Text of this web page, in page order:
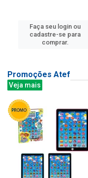
Faça seu login ou
cadastre-se para
comprar.
Promoções Atef
Veja mais